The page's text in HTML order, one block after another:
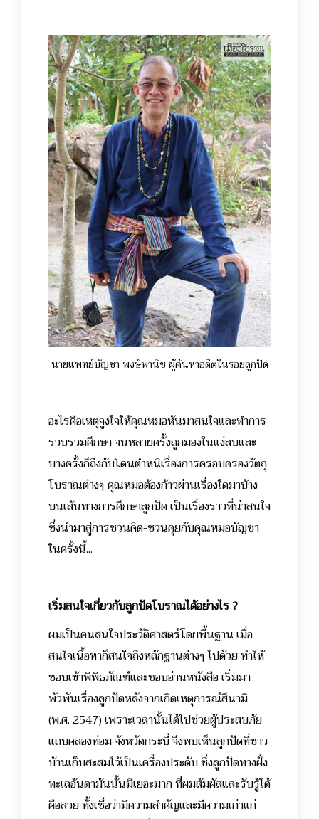
นายแพทย์บัญชา พงษ์พานิช ผู้ค้นหาอดีตในรอยลูกปัด
อะไรคือเหตุจูงใจให้คุณหมอหันมาสนใจและทำการ
รวบรวมศึกษา จนหลายครั้งถูกมองในแง่ลบและ
บางครั้งก็ถึงกับโดนตำหนิเรื่องการครอบครองวัตถุ
โบราณต่างๆ คุณหมอต้องก้าวผ่านเรื่องใดมาบ้าง
บนเส้นทางการศึกษาลูกปัด เป็นเรื่องราวที่น่าสนใจ
ซึ่งนำมาสู่การชวนคิด-ชวนคุยกับคุณหมอบัญชา
ในครั้งนี้...
เริ่มสนใจเกี่ยวกับลูกปัดโบราณได้อย่างไร ?
ผมเป็นคนสนใจประวัติศาสตร์โดยพื้นฐาน เมื่อ
สนใจเนื้อหาก็สนใจถึงหลักฐานต่างๆ ไปด้วย ทำให้
ชอบเข้าพิพิธภัณฑ์และชอบอ่านหนังสือเริ่มมา
พัวพันเรื่องลูกปัดหลังจากเกิดเหตุการณ์สึนามิ
(พ.ศ. 2547) เพราะเวลานั้นได้ไปช่วยผู้ประสบภัย
แถบคลองท่อม จังหวัดกระบี่ จึงพบเห็นลูกปัดที่ชาว
บ้านเก็บสะสมไว้เป็นเครื่องประดับ ซึ่งลูกปัดทางฝั่ง
ทะเลอันดามันนั้นมีเยอะมาก ที่ผมสัมผัสและรับรู้ได้
คือสวย ทั้งเชื่อว่ามีความสำคัญและมีความเก่าแก่